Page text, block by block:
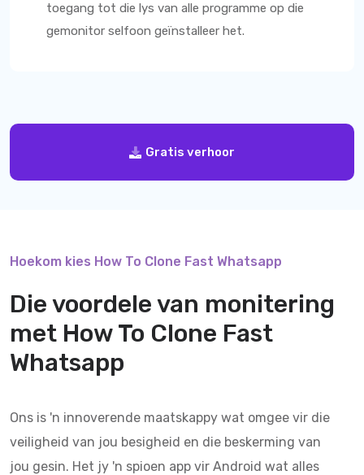
toegang tot die lys van alle programme op die
gemonitor selfoon geïnstalleer het.
Gratis verhoor
Hoekom kies How To Clone Fast Whatsapp
Die voordele van monitering
met How To Clone Fast
Whatsapp
Ons is 'n innoverende maatskappy wat omgee vir die
veiligheid van jou besigheid en die beskerming van
jou gesin. Het jy 'n spioen app vir Android wat alles